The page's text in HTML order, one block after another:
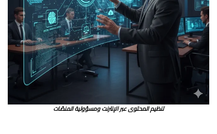
تنظيم المحتوى عبر الإنترنت ومسؤولية المنصّات